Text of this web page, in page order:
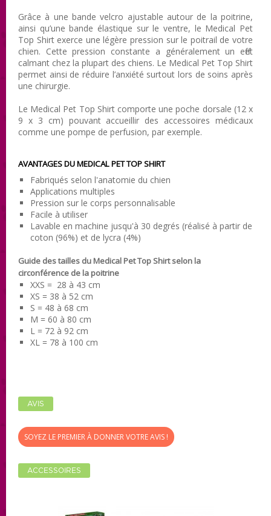
Grâce à une bande velcro ajustable autour de la poitrine,
ainsi qu’une bande élastique sur le ventre, le Medical Pet
Top Shirt exerce une légère pression sur le poitrail de votre
chien. Cette pression constante a généralement un effet
calmant chez la plupart des chiens. Le Medical Pet Top Shirt
permet ainsi de réduire l’anxiété surtout lors de soins après
une chirurgie.
Le Medical Pet Top Shirt comporte une poche dorsale (12 x
9 x 3 cm) pouvant accueillir des accessoires médicaux
comme une pompe de perfusion, par exemple.
AVANTAGES DU MEDICAL PET TOP SHIRT
Fabriqués selon l'anatomie du chien
Applications multiples
Pression sur le corps personnalisable
Facile à utiliser
Lavable en machine jusqu'à 30 degrés (réalisé à partir de
coton (96%) et de lycra (4%)
Guide des tailles du Medical Pet Top Shirt selon la
circonférence de la poitrine
XXS = 28 à 43 cm
XS = 38 à 52 cm
S = 48 à 68 cm
M = 60 à 80 cm
L = 72 à 92 cm
XL = 78 à 100 cm
AVIS
SOYEZ LE PREMIER À DONNER VOTRE AVIS !
ACCESSOIRES